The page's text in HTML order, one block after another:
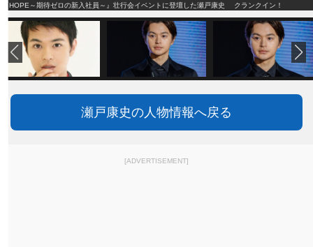
『HOPE～期待ゼロの新入社員～』壮行会イベントに登壇した瀬戸康史 クランクイン！
瀬戸康史の人物情報へ戻る
[ADVERTISEMENT]